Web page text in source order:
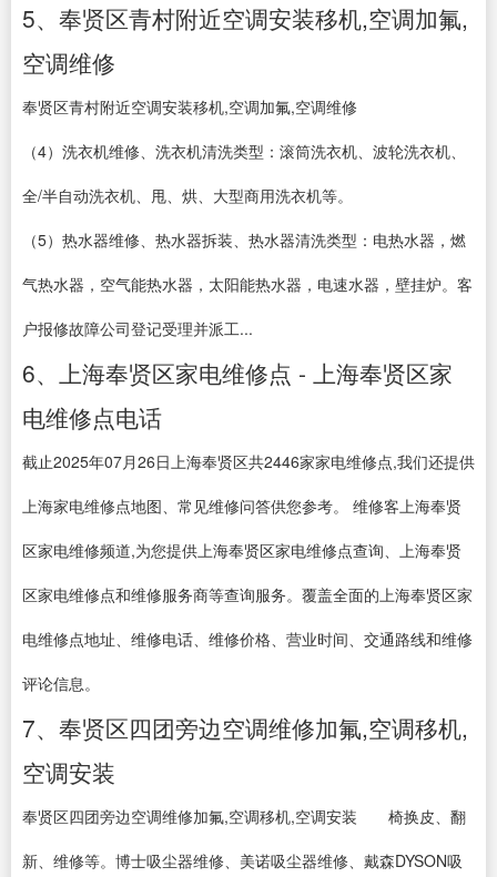
5、奉贤区青村附近空调安装移机,空调加氟,
空调维修
奉贤区青村附近空调安装移机,空调加氟,空调维修
（4）洗衣机维修、洗衣机清洗类型：滚筒洗衣机、波轮洗衣机、
全/半自动洗衣机、甩、烘、大型商用洗衣机等。
（5）热水器维修、热水器拆装、热水器清洗类型：电热水器，燃
气热水器，空气能热水器，太阳能热水器，电速水器，壁挂炉。客
户报修故障公司登记受理并派工...
6、上海奉贤区家电维修点 - 上海奉贤区家
电维修点电话
截止2025年07月26日上海奉贤区共2446家家电维修点,我们还提供
上海家电维修点地图、常见维修问答供您参考。 维修客上海奉贤
区家电维修频道,为您提供上海奉贤区家电维修点查询、上海奉贤
区家电维修点和维修服务商等查询服务。覆盖全面的上海奉贤区家
电维修点地址、维修电话、维修价格、营业时间、交通路线和维修
评论信息。
7、奉贤区四团旁边空调维修加氟,空调移机,
空调安装
奉贤区四团旁边空调维修加氟,空调移机,空调安装 椅换皮、翻
新、维修等。博士吸尘器维修、美诺吸尘器维修、戴森DYSON吸